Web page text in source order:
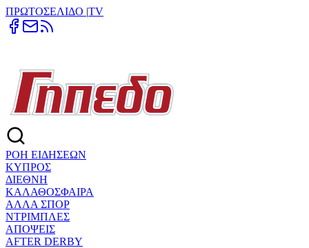
ΠΡΩΤΟΣΕΛΙΔΟ |TV
ΡΟΗ ΕΙΔΗΣΕΩΝ
ΚΥΠΡΟΣ
ΔΙΕΘΝΗ
ΚΑΛΑΘΟΣΦΑΙΡΑ
ΑΛΛΑ ΣΠΟΡ
ΝΤΡΙΜΠΛΕΣ
ΑΠΟΨΕΙΣ
AFTER DERBY